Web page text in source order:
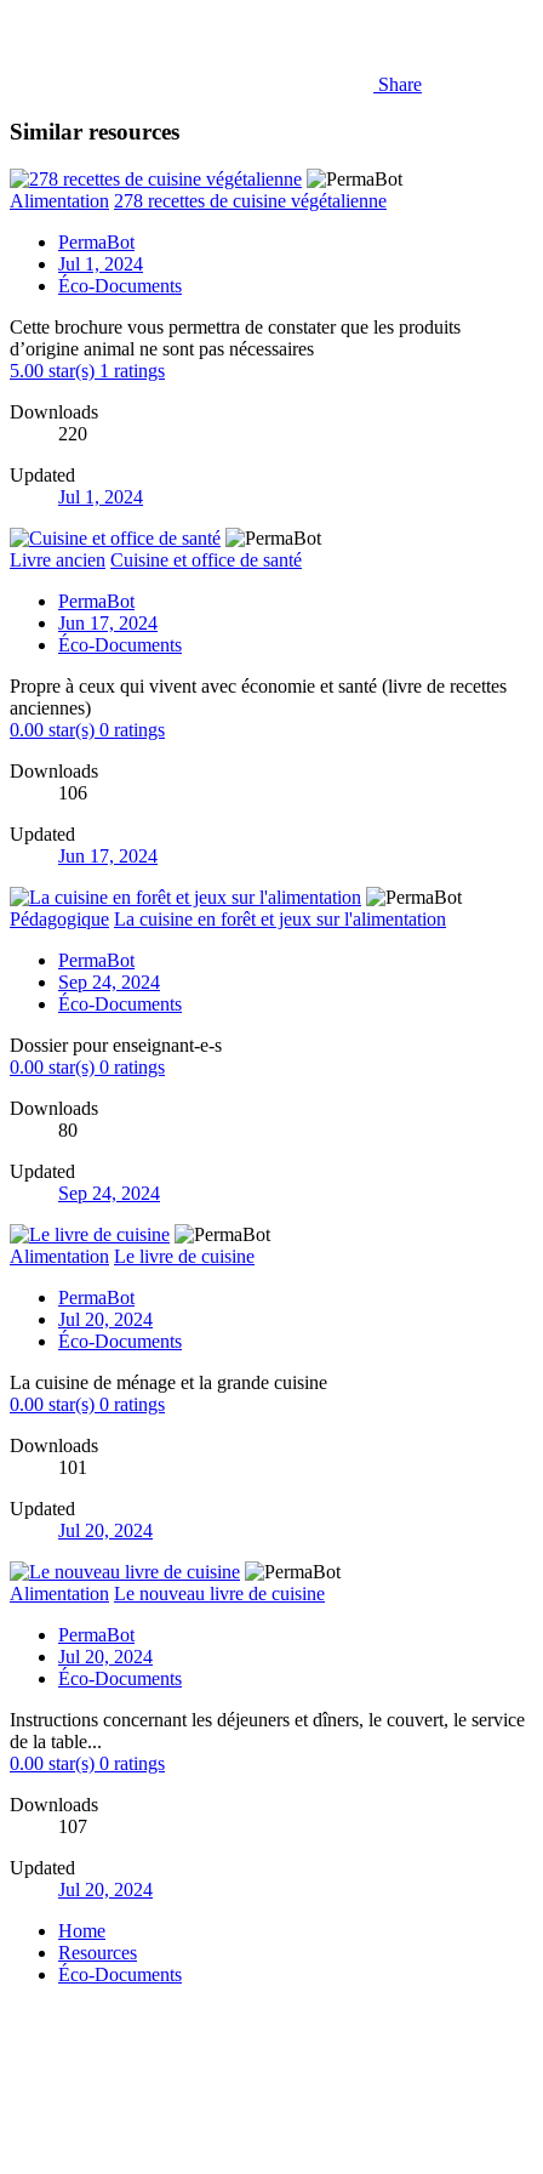
Share
Similar resources
Alimentation 278 recettes de cuisine végétalienne
PermaBot
Jul 1, 2024
Éco-Documents
Cette brochure vous permettra de constater que les produits
d’origine animal ne sont pas nécessaires
5.00 star(s) 1 ratings
Downloads
220
Updated
Jul 1, 2024
Livre ancien Cuisine et office de santé
PermaBot
Jun 17, 2024
Éco-Documents
Propre à ceux qui vivent avec économie et santé (livre de recettes
anciennes)
0.00 star(s) 0 ratings
Downloads
106
Updated
Jun 17, 2024
Pédagogique La cuisine en forêt et jeux sur l'alimentation
PermaBot
Sep 24, 2024
Éco-Documents
Dossier pour enseignant-e-s
0.00 star(s) 0 ratings
Downloads
80
Updated
Sep 24, 2024
Alimentation Le livre de cuisine
PermaBot
Jul 20, 2024
Éco-Documents
La cuisine de ménage et la grande cuisine
0.00 star(s) 0 ratings
Downloads
101
Updated
Jul 20, 2024
Alimentation Le nouveau livre de cuisine
PermaBot
Jul 20, 2024
Éco-Documents
Instructions concernant les déjeuners et dîners, le couvert, le service
de la table...
0.00 star(s) 0 ratings
Downloads
107
Updated
Jul 20, 2024
Home
Resources
Éco-Documents